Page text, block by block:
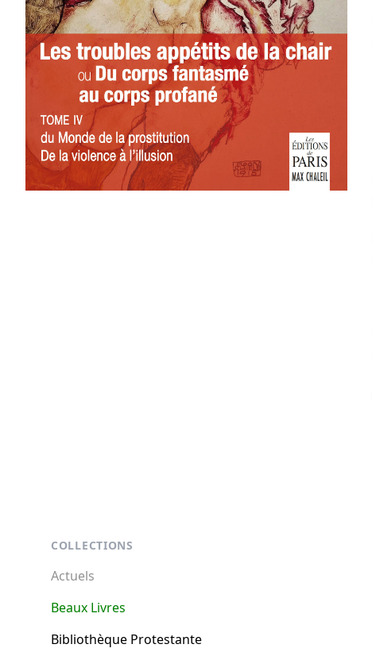
COLLECTIONS
Actuels
Beaux Livres
Bibliothèque Protestante